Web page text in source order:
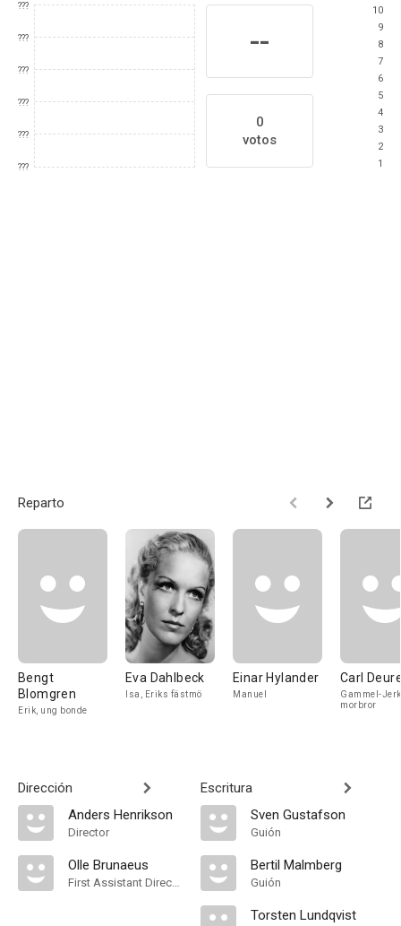
???
???
???
???
???
???
--
0
votos
10
9
8
7
6
5
4
3
2
1
Reparto
Bengt
Blomgren
Erik, ung bonde
Eva Dahlbeck
Isa, Eriks fästmö
Einar Hylander
Manuel
Carl
Gammel-
morbror
Dirección
Anders Henrikson
Director
Olle Brunaeus
First Assistant Director
Escritura
Sven Gustafson
Guión
Bertil Malmberg
Guión
Torsten Lundqvist